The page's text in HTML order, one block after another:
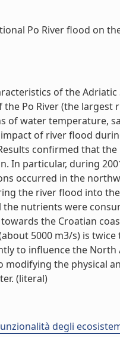
Po River flood on
of the
Po River (the
of water temperature,
of river flood
confirmed that
In particular, during
occurred in the
the river flood into
the nutrients were
the Croatian
5000 m3/s) is
to influence the
the physical
(literal)
degli